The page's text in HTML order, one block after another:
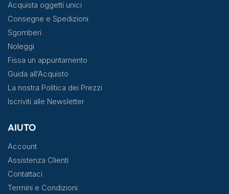
Acquista oggetti unici
Consegne e Spedizioni
Sgomberi
Noleggi
Fissa un appuntamento
Guida all’Acquisto
La nostra Politica dei Prezzi
Iscriviti alle Newsletter
AIUTO
Account
Assistenza Clienti
Contattaci
Termini e Condizioni